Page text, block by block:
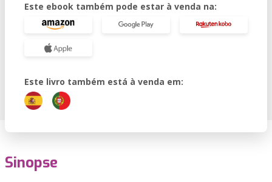
Este ebook também pode estar à venda na:
Este livro também está à venda em:
Sinopse